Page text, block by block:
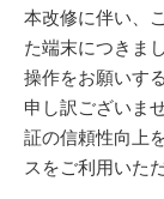
本改修に伴い、
た端末につきま
操作をお願いす
申し訳ございま
証の信頼性向上
スをご利用いた